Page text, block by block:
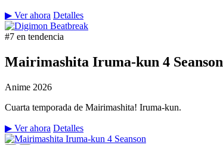
▶ Ver ahora Detalles
#7 en tendencia
Mairimashita Iruma-kun 4 Seanson
Anime 2026
Cuarta temporada de Mairimashita! Iruma-kun.
▶ Ver ahora Detalles